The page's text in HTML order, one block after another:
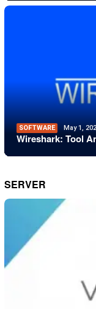
SOFTWARE May 1,
Wireshark: Tool
SERVER